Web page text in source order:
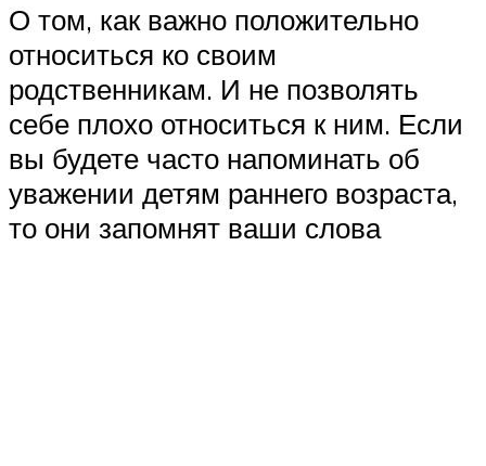
О том, как важно положительно
относиться ко своим
родственникам. И не позволять
себе плохо относиться к ним. Если
вы будете часто напоминать об
уважении детям раннего возраста,
то они запомнят ваши слова